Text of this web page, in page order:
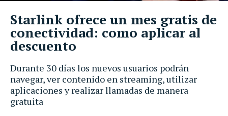
Durante 30 días los nuevos usuarios podrán
navegar, ver contenido en streaming, utilizar
aplicaciones y realizar llamadas de manera
gratuita
Starlink ofrece un mes gratis de
conectividad: como aplicar al
descuento